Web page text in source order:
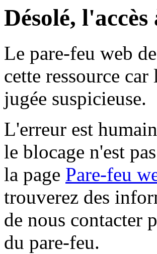
Désolé,
Le pare-feu web
cette ressource
jugée suspicieuse.
L'erreur est
le blocage n'est
la page Pare-feu
trouverez des
de nous contacter
du pare-feu.